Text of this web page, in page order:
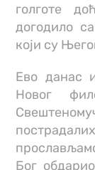
голготе
догодило
који су
Ево данас
Новог
Бог